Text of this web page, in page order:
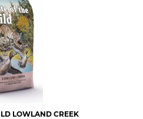
LOWLAND CREEK